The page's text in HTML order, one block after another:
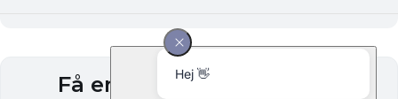
Få en byttepris på din bil